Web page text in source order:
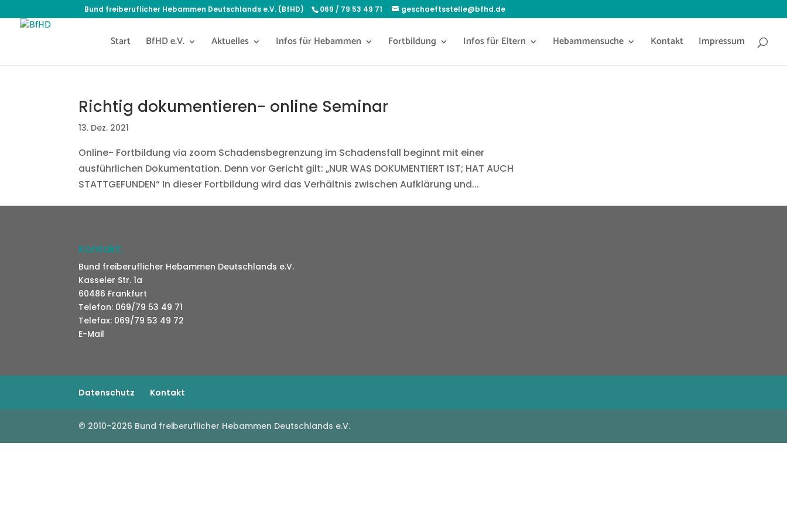
Bund freiberuflicher Hebammen Deutschlands e.V. (BfHD) 069 / 79 53 49 71 geschaeftsstelle@bfhd.de
Start BfHD e.V. Aktuelles Infos für Hebammen Fortbildung Infos für Eltern Hebammensuche Kontakt Impressum
Richtig dokumentieren- online Seminar
13. Dez. 2021
Online- Fortbildung via zoom Schadensbegrenzung im Schadensfall beginnt mit einer
ausführlichen Dokumentation. Denn vor Gericht gilt: „NUR WAS DOKUMENTIERT IST; HAT AUCH
STATTGEFUNDEN“ In dieser Fortbildung wird das Verhältnis zwischen Aufklärung und...
Kontakt:
Bund freiberuflicher Hebammen Deutschlands e.V.
Kasseler Str. 1a
60486 Frankfurt
Telefon: 069/79 53 49 71
Telefax: 069/79 53 49 72
E-Mail
Datenschutz Kontakt
© 2010-2026 Bund freiberuflicher Hebammen Deutschlands e.V.